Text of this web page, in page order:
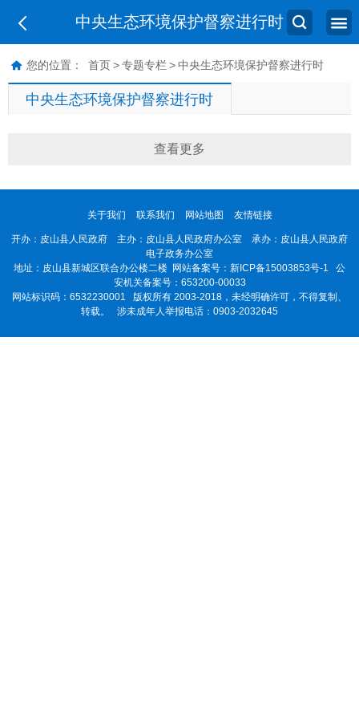
中央生态环境保护督察进行时
您的位置： 首页 > 专题专栏 > 中央生态环境保护督察进行时
中央生态环境保护督察进行时
查看更多
关于我们 联系我们 网站地图 友情链接
开办：皮山县人民政府 主办：皮山县人民政府办公室 承办：皮山县人民政府
电子政务办公室
地址：皮山县新城区联合办公楼二楼 网站备案号： 新ICP备15003853号-1
公
安机关备案号：653200-00033
网站标识码：6532230001 版权所有 2003-2018，未经明确许可，不得复制、
转载。 涉未成年人举报电话：0903-2032645